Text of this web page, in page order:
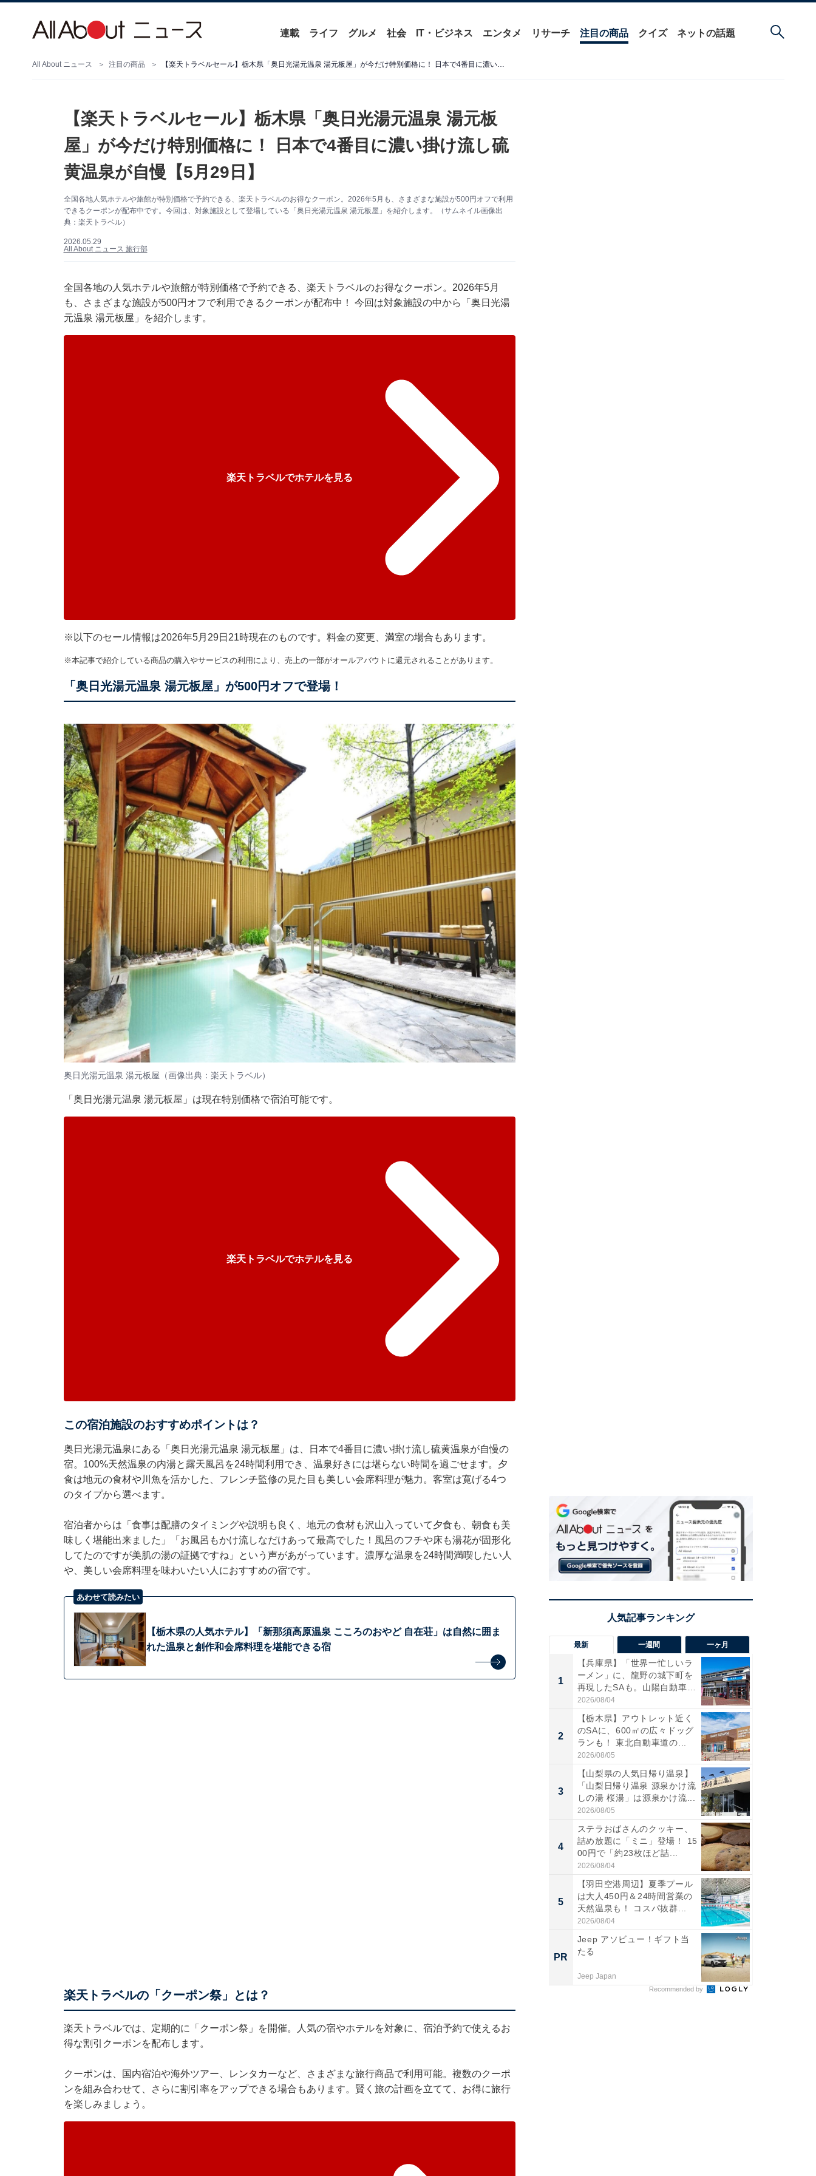
連載 ライフ グルメ 社会 IT・ビジネス エンタメ リサーチ 注目の商品 クイズ ネットの話題
All About ニュース 注目の商品 【楽天トラベルセール】栃木県「奥日光湯元温泉 湯元板屋」が今だけ特別価格に！ 日本で4番目に濃い掛け流し硫黄温泉が自慢【5月29日】
【楽天トラベルセール】栃木県「奥日光湯元温泉 湯元板
屋」が今だけ特別価格に！ 日本で4番目に濃い掛け流し硫
黄温泉が自慢【5月29日】
全国各地人気ホテルや旅館が特別価格で予約できる、楽天トラベルのお得なクーポン。2026年5月も、さまざまな施設が500円オフで利用
できるクーポンが配布中です。今回は、対象施設として登場している「奥日光湯元温泉 湯元板屋」を紹介します。（サムネイル画像出
典：楽天トラベル）
2026.05.29
All About ニュース 旅行部
全国各地の人気ホテルや旅館が特別価格で予約できる、 楽天トラベルのお得なクーポン。2026年5月
も、さまざまな施設が500円オフで利用できるクーポンが配布中！ 今回は対象施設の中から「奥日光湯
元温泉 湯元板屋」を紹介します。
楽天トラベルでホテルを見る
※以下のセール情報は2026年5月29日21時現在のものです。料金の変更、満室の場合もあります。
※本記事で紹介している商品の購入やサービスの利用により、売上の一部がオールアバウトに還元されることがあります。
「奥日光湯元温泉 湯元板屋」が500円オフで登場！
奥日光湯元温泉 湯元板屋（画像出典：楽天トラベル）
「奥日光湯元温泉 湯元板屋」は現在特別価格で宿泊可能です。
楽天トラベルでホテルを見る
この宿泊施設のおすすめポイントは？
奥日光湯元温泉にある「奥日光湯元温泉 湯元板屋」は、日本で4番目に濃い掛け流し硫黄温泉が自慢の
宿。100%天然温泉の内湯と露天風呂を24時間利用でき、温泉好きには堪らない時間を過ごせます。夕
食は地元の食材や川魚を活かした、フレンチ監修の見た目も美しい会席料理が魅力。客室は寛げる4つ
のタイプから選べます。
宿泊者からは「食事は配膳のタイミングや説明も良く、地元の食材も沢山入っていて夕食も、朝食も美
味しく堪能出来ました」「お風呂もかけ流しなだけあって最高でした！風呂のフチや床も湯花が固形化
してたのですが美肌の湯の証拠ですね」という声があがっています。濃厚な温泉を24時間満喫したい人
や、美しい会席料理を味わいたい人におすすめの宿です。
あわせて読みたい
【栃木県の人気ホテル】「新那須高原温泉 こころのおやど 自在荘」は自然に囲ま
れた温泉と創作和会席料理を堪能できる宿
楽天トラベルの「クーポン祭」とは？
楽天トラベルでは、定期的に「クーポン祭」を開催。人気の宿やホテルを対象に、宿泊予約で使えるお
得な割引クーポンを配布します。
クーポンは、国内宿泊や海外ツアー、レンタカーなど、さまざまな旅行商品で利用可能。複数のクーポ
ンを組み合わせて、さらに割引率をアップできる場合もあります。賢く旅の計画を立てて、お得に旅行
を楽しみましょう。
最新 一週間 一ヶ月
1
【兵庫県】「世界一忙しいラ
ーメン」に、龍野の城下町を
再現したSAも。山陽自動車
道...
2026/08/04
2
【栃木県】アウトレット近く
のSAに、600㎡の広々ドッグ
ランも！ 東北自動車道の...
2026/08/05
3
【山梨県の人気日帰り温泉】
「山梨日帰り温泉 源泉かけ流
しの湯 桜湯」は源泉かけ流...
2026/08/05
4
ステラおばさんのクッキー、
詰め放題に「ミニ」登場！ 15
00円で「約23枚ほど詰...
2026/08/04
5
【羽田空港周辺】夏季プール
は大人450円＆24時間営業の
天然温泉も！ コスパ抜群...
2026/08/04
PR
Jeep アソビュー！ギフト当
たる
Jeep Japan
Recommended by